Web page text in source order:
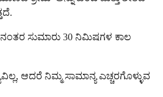
ಸುಮಾರು 30 ನಿಮಿಷಗಳ ಕಾಲ
ಆದರೆ ನಿಮ್ಮ ಸಾಮಾನ್ಯ ಎಚ್ಚರಗೊಳ್ಳುವ